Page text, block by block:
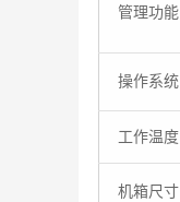
管理功能
操作系统
工作温度
机箱尺寸